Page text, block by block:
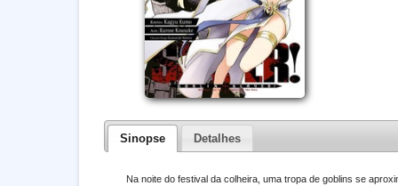
Sinopse Detalhes
Na noite do festival da colheira, uma tropa de goblins se